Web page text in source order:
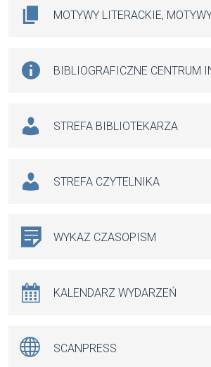
MOTYWY LITERACKIE,
BIBLIOGRAFICZNE CENTRUM
STREFA BIBLIOTEKARZA
STREFA CZYTELNIKA
WYKAZ CZASOPISM
KALENDARZ WYDARZEŃ
SCANPRESS